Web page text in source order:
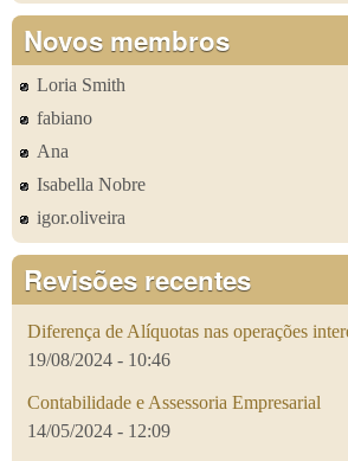
Novos membros
Loria Smith
fabiano
Ana
Isabella Nobre
igor.oliveira
Revisões recentes
Diferença de Alíquotas nas operações
19/08/2024 - 10:46
Contabilidade e Assessoria Empresarial
14/05/2024 - 12:09